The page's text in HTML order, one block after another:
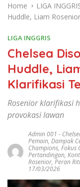
Home LIGA
Huddle, Liam
LIGA INGGRIS
Chelsea
Huddle,
Klarifikasi
Rosenior klarifikasi
provokasi lawan
Admin 001 -
Pemain, Dampak
Champions, Fokus
Pertandingan,
Rosenior, Peran
17/03/2026